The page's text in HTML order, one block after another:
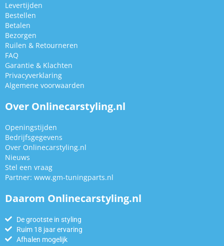
Levertijden
Bestellen
Betalen
Bezorgen
Ruilen & Retourneren
FAQ
Garantie & Klachten
Privacyverklaring
Algemene voorwaarden
Over Onlinecarstyling.nl
Openingstijden
Bedrijfsgegevens
Over Onlinecarstyling.nl
Nieuws
Stel een vraag
Partner: www.gm-tuningparts.nl
Daarom Onlinecarstyling.nl
De grootste in styling
Ruim 18 jaar ervaring
Afhalen mogelijk